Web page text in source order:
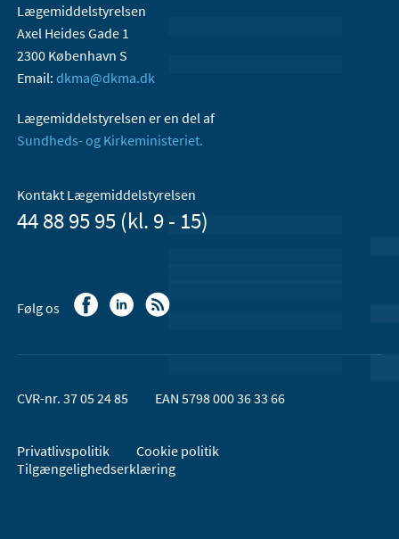
Lægemiddelstyrelsen
Axel Heides Gade 1
2300 København S
Email: dkma@dkma.dk
Lægemiddelstyrelsen er en del af
Sundheds- og Kirkeministeriet.
Kontakt Lægemiddelstyrelsen
44 88 95 95 (kl. 9 - 15)
Følg os
CVR-nr. 37 05 24 85 EAN 5798 000 36 33 66
Privatlivspolitik
Cookie politik
Tilgængelighedserklæring